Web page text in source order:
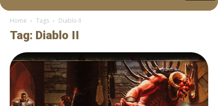
Home Tags Diablo II
Tag: Diablo II